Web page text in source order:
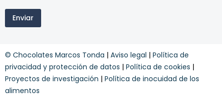
m
n
r
c
i
b
e
r
i
o
c
o
n
d
i
Enviar
© Chocolates Marcos Tonda | Aviso legal | Política de
privacidad y protección de datos | Política de cookies |
Proyectos de investigación | Política de inocuidad de los
alimentos